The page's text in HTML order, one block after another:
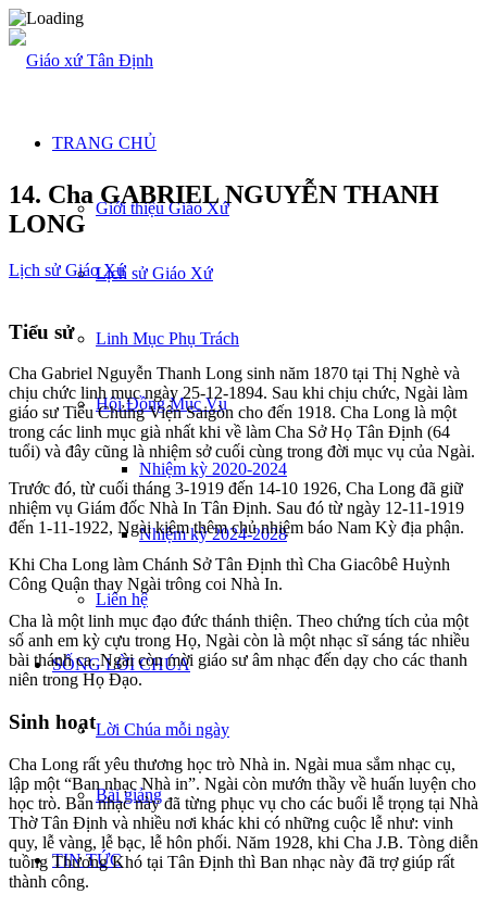
TRANG CHỦ
Giới thiệu Giáo Xứ
Lịch sử Giáo Xứ
Linh Mục Phụ Trách
Hội Đồng Mục Vụ
Nhiệm kỳ 2020-2024
Nhiệm kỳ 2024-2028
Liên hệ
SỐNG LỜI CHÚA
Lời Chúa mỗi ngày
Bài giảng
TIN TỨC
14. Cha GABRIEL NGUYỄN THANH
LONG
Lịch sử Giáo Xứ
Tiểu sử
Cha Gabriel Nguyễn Thanh Long sinh năm 1870 tại Thị Nghè và
chịu chức linh mục ngày 25-12-1894. Sau khi chịu chức, Ngài làm
giáo sư Tiểu Chủng Viện Saigòn cho đến 1918. Cha Long là một
trong các linh mục già nhất khi về làm Cha Sở Họ Tân Định (64
tuổi) và đây cũng là nhiệm sở cuối cùng trong đời mục vụ của Ngài.
Trước đó, từ cuối tháng 3-1919 đến 14-10 1926, Cha Long đã giữ
nhiệm vụ Giám đốc Nhà In Tân Định. Sau đó từ ngày 12-11-1919
đến 1-11-1922, Ngài kiêm thêm chủ nhiệm báo Nam Kỳ địa phận.
Khi Cha Long làm Chánh Sở Tân Định thì Cha Giacôbê Huỳnh
Công Quận thay Ngài trông coi Nhà In.
Cha là một linh mục đạo đức thánh thiện. Theo chứng tích của một
số anh em kỳ cựu trong Họ, Ngài còn là một nhạc sĩ sáng tác nhiều
bài thánh ca. Ngài còn mời giáo sư âm nhạc đến dạy cho các thanh
niên trong Họ Đạo.
Sinh hoạt
Cha Long rất yêu thương học trò Nhà in. Ngài mua sắm nhạc cụ,
lập một “Ban nhạc Nhà in”. Ngài còn mướn thầy về huấn luyện cho
học trò. Ban nhạc này đã từng phục vụ cho các buổi lễ trọng tại Nhà
Thờ Tân Định và nhiều nơi khác khi có những cuộc lễ như: vinh
quy, lễ vàng, lễ bạc, lễ hôn phối. Năm 1928, khi Cha J.B. Tòng diễn
tuồng Thương Khó tại Tân Định thì Ban nhạc này đã trợ giúp rất
thành công.